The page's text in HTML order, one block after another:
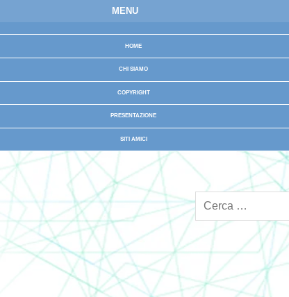
MENU
HOME
CHI SIAMO
COPYRIGHT
PRESENTAZIONE
SITI AMICI